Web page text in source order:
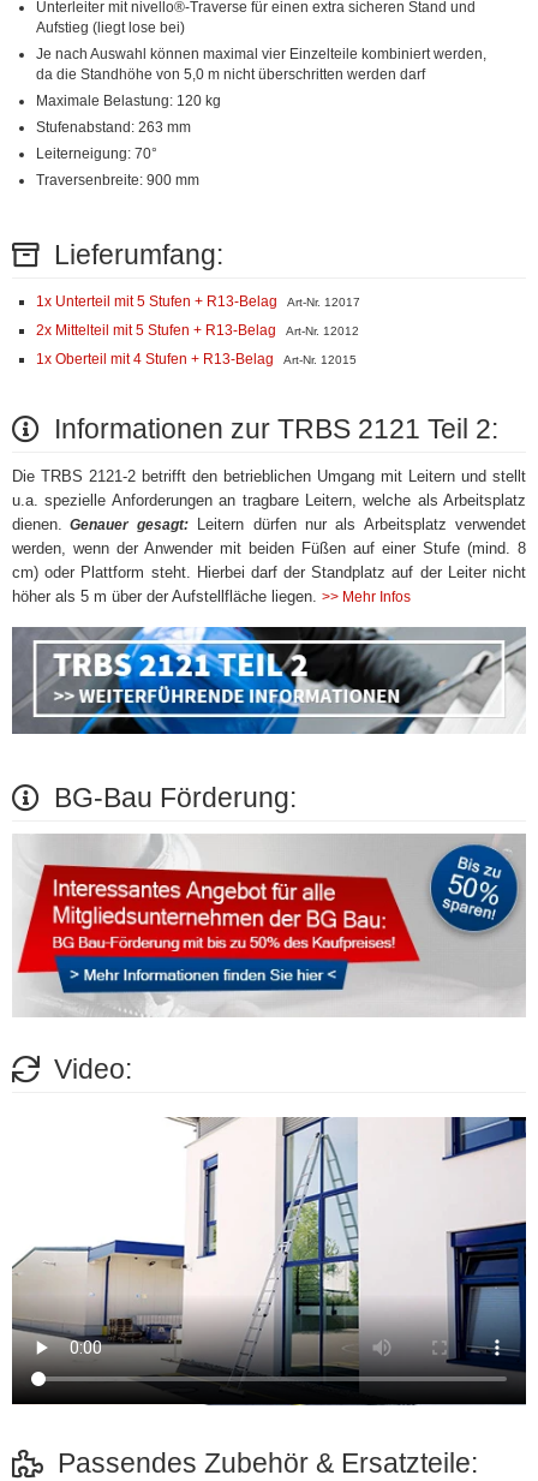
Unterleiter mit nivello®-Traverse für einen extra sicheren Stand und
Aufstieg (liegt lose bei)
Je nach Auswahl können maximal vier Einzelteile kombiniert werden,
da die Standhöhe von 5,0 m nicht überschritten werden darf
Maximale Belastung: 120 kg
Stufenabstand: 263 mm
Leiterneigung: 70°
Traversenbreite: 900 mm
Lieferumfang:
1x Unterteil mit 5 Stufen + R13-Belag Art-Nr. 12017
2x Mittelteil mit 5 Stufen + R13-Belag Art-Nr. 12012
1x Oberteil mit 4 Stufen + R13-Belag Art-Nr. 12015
Informationen zur TRBS 2121 Teil 2:
Die TRBS 2121-2 betrifft den betrieblichen Umgang mit Leitern und stellt
u.a. spezielle Anforderungen an tragbare Leitern, welche als Arbeitsplatz
dienen.
Genauer gesagt:Leitern dürfen nur als Arbeitsplatz verwendet
werden, wenn der Anwender mit beiden Füßen auf einer Stufe (mind. 8
cm) oder Plattform steht. Hierbei darf der Standplatz auf der Leiter nicht
höher als 5 m über der Aufstellfläche liegen. >> Mehr Infos
BG-Bau Förderung:
Video:
Passendes Zubehör & Ersatzteile: